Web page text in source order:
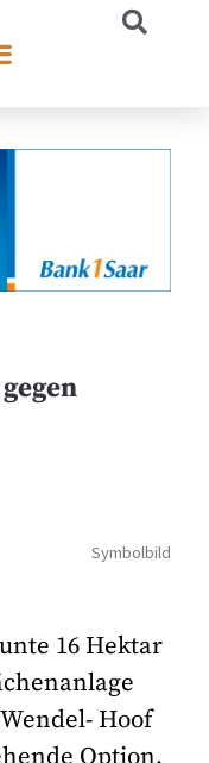
Symbolbild
16 Hektar
Hoof